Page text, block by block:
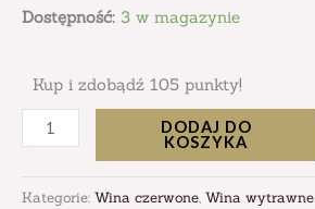
Dostępność: 3 w magazynie
Kup i zdobądź 105 punkty!
DODAJ DO
KOSZYKA
Kategorie: Wina czerwone, Wina wytrawne